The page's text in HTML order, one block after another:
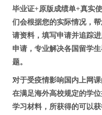
毕业证+原版成绩单+真实
们会根据您的实际情况，
请资料，填写申请并追踪
申请，专业解决各国留学
题。
对于受疫情影响国内上网课
在满足海外高校规定的学
学习材料，所获得的可以